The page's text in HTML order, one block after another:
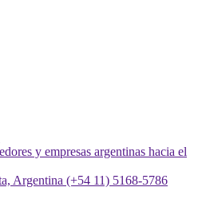
y empresas argentinas hacia el
Argentina (+54 11) 5168-5786